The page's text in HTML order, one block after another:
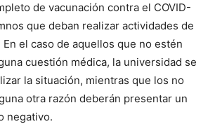
de vacunación contra el COVID-
que deban realizar actividades de
el caso de aquellos que no estén
cuestión médica, la universidad se
la situación, mientras que los no
otra razón deberán presentar un
negativo.